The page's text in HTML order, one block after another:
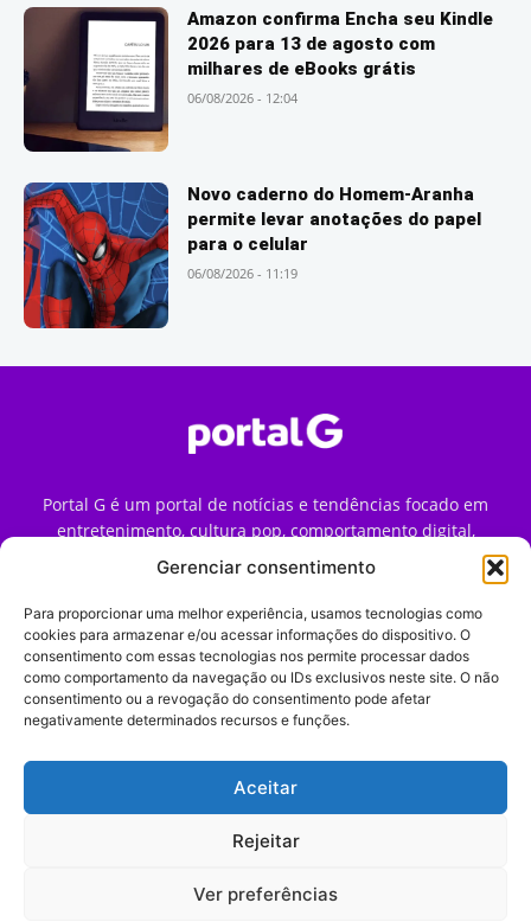
Gerenciar consentimento
Para proporcionar uma melhor experiência, usamos tecnologias como
cookies para armazenar e/ou acessar informações do dispositivo. O
consentimento com essas tecnologias nos permite processar dados
como comportamento da navegação ou IDs exclusivos neste site. O não
consentimento ou a revogação do consentimento pode afetar
negativamente determinados recursos e funções.
Aceitar
Rejeitar
Ver preferências
Amazon confirma Encha seu Kindle
2026 para 13 de agosto com
milhares de eBooks grátis
06/08/2026 - 12:04
Novo caderno do Homem-Aranha
permite levar anotações do papel
para o celular
06/08/2026 - 11:19
Portal G é um portal de notícias e tendências focado em
entretenimento, cultura pop, comportamento digital,
streaming, games e iniciativas de marca que impactam a
forma como o público vive e consome internet no Brasil.
Contato:contato@portalg.com.br
Início Sobre
Termos de Uso
Política de Privacidade
Contato